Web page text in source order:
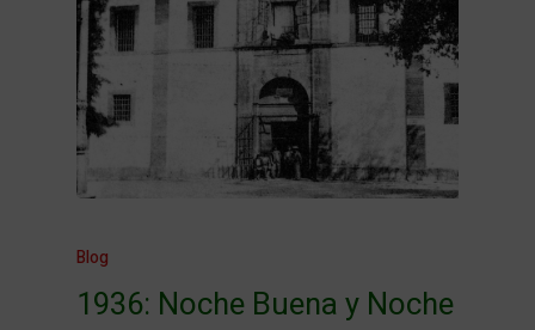
Blog
1936: Noche Buena y Noche